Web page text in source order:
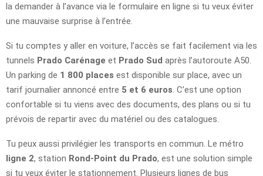
la demander à l’avance via le formulaire en ligne si tu veux éviter
une mauvaise surprise à l’entrée.
Si tu comptes y aller en voiture, l’accès se fait facilement via les
tunnels Prado Carénage et Prado Sud après l’autoroute A50.
Un parking de 1 800 places est disponible sur place, avec un
tarif journalier annoncé entre 5 et 6 euros . C’est une option
confortable si tu viens avec des documents, des plans ou si tu
prévois de repartir avec du matériel ou des catalogues.
Tu peux aussi privilégier les transports en commun. Le métro
ligne 2, station Rond-Point du Prado, est une solution simple
si tu veux éviter le stationnement. Plusieurs lignes de bus